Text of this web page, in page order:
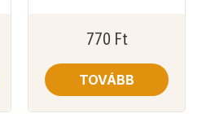
770 Ft
TOVÁBB